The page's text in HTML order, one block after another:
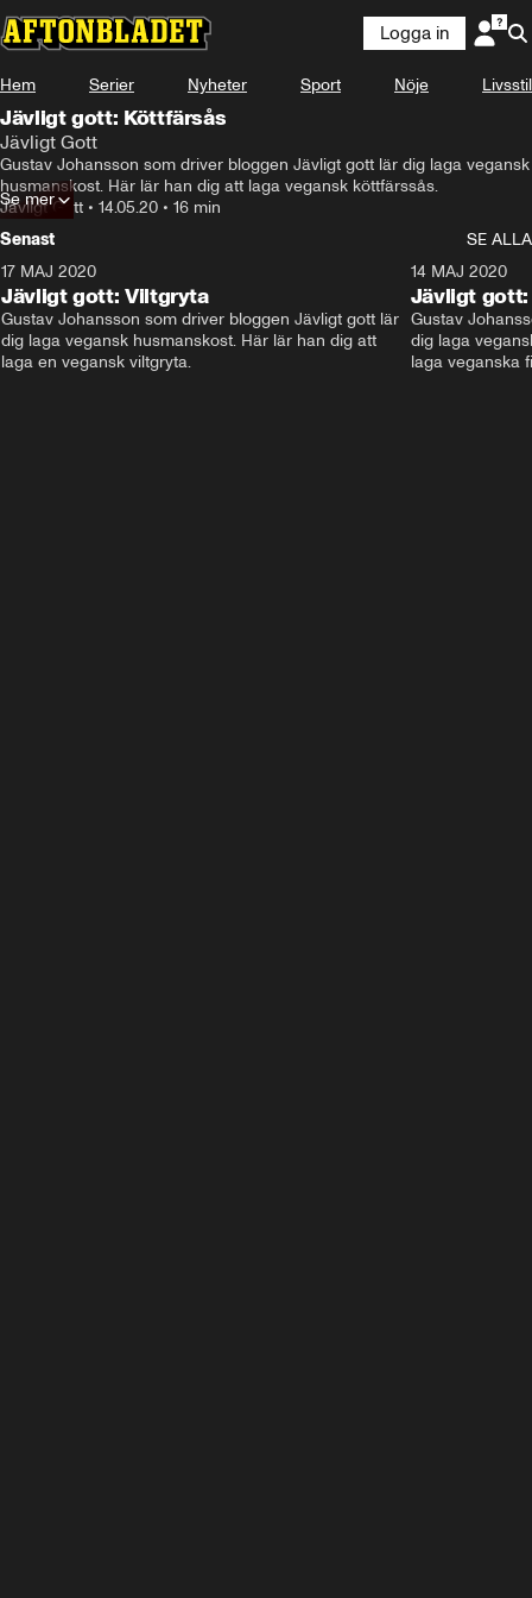
Logga in
Hem Serier Nyheter Sport Nöje Livsstil
Jävligt gott: Köttfärsås
Jävligt Gott
Gustav Johansson som driver bloggen Jävligt gott lär dig laga vegansk
husmanskost. Här lär han dig att laga vegansk köttfärssås.
Jävligt Gott • 14.05.20 • 16 min
Se mer
Senast
SE ALLA
17 MAJ 2020
Jävligt gott: Viltgryta
Gustav Johansson som driver bloggen Jävligt gott lär
dig laga vegansk husmanskost. Här lär han dig att
laga en vegansk viltgryta.
14 MAJ 2020
Jävligt
Gustav
dig laga
laga veganska